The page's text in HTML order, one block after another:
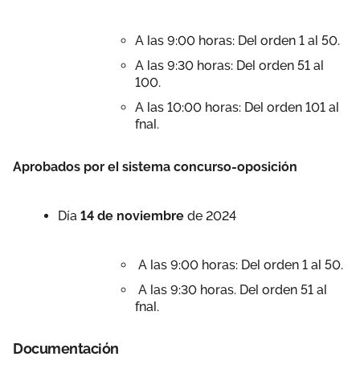
A las 9:00 horas: Del orden 1 al 50.
A las 9:30 horas: Del orden 51 al
100.
A las 10:00 horas: Del orden 101 al
fnal.
Aprobados por el sistema concurso-oposición
Día 14 de noviembre de 2024
A las 9:00 horas: Del orden 1 al 50.
A las 9:30 horas. Del orden 51 al
fnal.
Documentación